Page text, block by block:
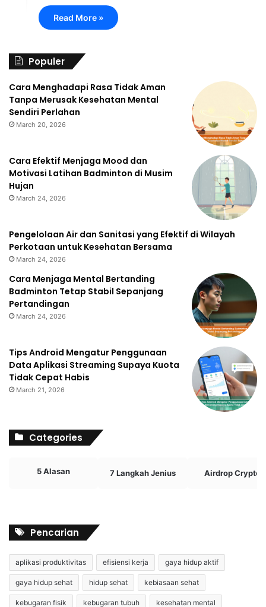
Read More »
Populer
Cara Menghadapi Rasa Tidak Aman
Tanpa Merusak Kesehatan Mental
Sendiri Perlahan
March 20, 2026
Cara Efektif Menjaga Mood dan
Motivasi Latihan Badminton di Musim
Hujan
March 24, 2026
Pengelolaan Air dan Sanitasi yang Efektif di Wilayah
Perkotaan untuk Kesehatan Bersama
March 24, 2026
Cara Menjaga Mental Bertanding
Badminton Tetap Stabil Sepanjang
Pertandingan
March 24, 2026
Tips Android Mengatur Penggunaan
Data Aplikasi Streaming Supaya Kuota
Tidak Cepat Habis
March 21, 2026
Categories
5 Alasan 7 Langkah Jenius Airdrop Crypto
Pencarian
aplikasi produktivitas efisiensi kerja gaya hidup aktif
gaya hidup sehat hidup sehat kebiasaan sehat
kebugaran fisik kebugaran tubuh kesehatan mental